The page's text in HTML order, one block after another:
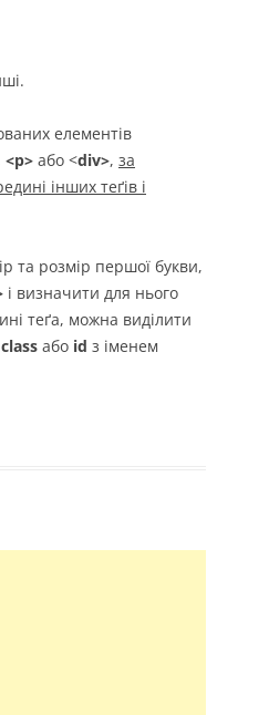
елементів
<p> або <div>, за
інших теґів і
та розмір першої букви,
і визначити для нього
теґа, можна виділити
class або id з іменем